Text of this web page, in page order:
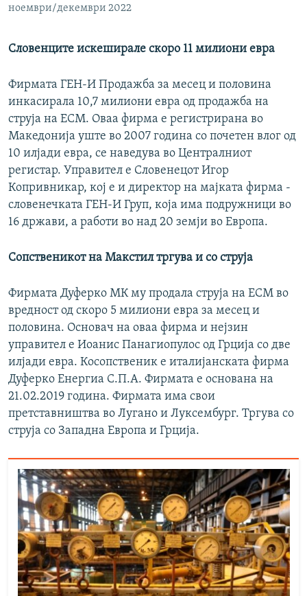
ноември/декември 2022
Словенците искеширале скоро 11 милиони евра
Фирмата ГЕН-И Продажба за месец и половина
инкасирала 10,7 милиони евра од продажба на
струја на ЕСМ. Оваа фирма е регистрирана во
Македонија уште во 2007 година со почетен влог од
10 илјади евра, се наведува во Централниот
регистар. Управител е Словенецот Игор
Копривникар, кој е и директор на мајката фирма -
словенечката ГЕН-И Груп, која има подружници во
16 држави, а работи во над 20 земји во Европа.
Сопственикот на Макстил тргува и со струја
Фирмата Дуферко МК му продала струја на ЕСМ во
вредност од скоро 5 милиони евра за месец и
половина. Основач на оваа фирма и нејзин
управител е Иоанис Панагиопулос од Грција со две
илјади евра. Косопственик е италијанската фирма
Дуферко Енергиа С.П.А. Фирмата е основана на
21.02.2019 година. Фирмата има свои
претставништва во Лугано и Луксембург. Тргува со
струја со Западна Европа и Грција.